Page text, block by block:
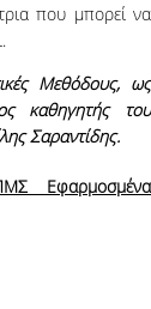
ΕΡΓΟΥ
που μπορεί να
Μεθόδους, ως
καθηγητής του
Σαραντίδης.
Εφαρμοσμένα